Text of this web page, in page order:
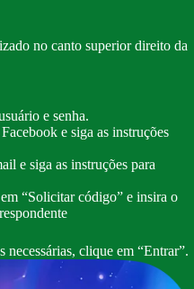
no canto superior direito da
e senha.
e siga as instruções
e siga as instruções para
“Solicitar código” e insira o
necessárias, clique em “Entrar”.